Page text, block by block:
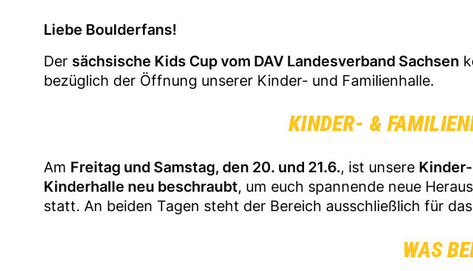
Liebe Boulderfans!
Der sächsische Kids Cup vom DAV Landesverband Sachsen
bezüglich der Öffnung unserer Kinder- und Familienhalle.
KINDER- &
Am Freitag und Samstag, den 20. und 21.6., ist unsere
Kinderhalle neu beschraubt, um euch spannende neue
statt. An beiden Tagen steht der Bereich ausschließlich für
WAS